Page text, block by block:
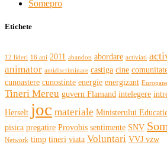
Somepro
Etichete
12 lideri 16 ani 2011 abandon abordare activiati
animator antidiscriminare castiga cine
cunoastere cunostinte energie energizant
Tineri Mereu guvern Flamand intelegere
Herselt joc materiale Ministerului
pisica pregatire Provobis sentimente SNV
Network timp tineri viata Voluntari VVJ vzw